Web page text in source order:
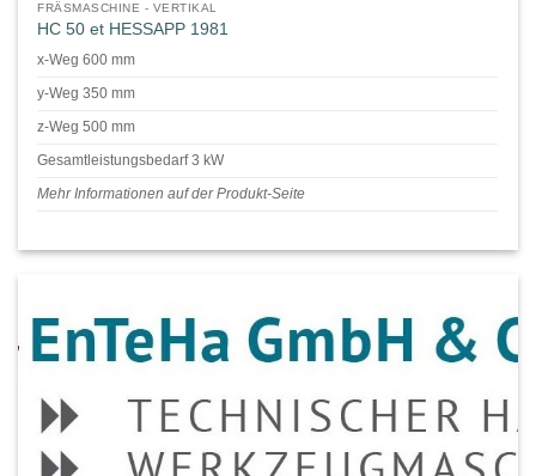
FRÄSMASCHINE - VERTIKAL
HC 50 et HESSAPP 1981
x-Weg 600 mm
y-Weg 350 mm
z-Weg 500 mm
Gesamtleistungsbedarf 3 kW
Mehr Informationen auf der Produkt-Seite